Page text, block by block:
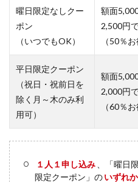
曜日限定なしクー
ポン
（いつでもOK）
額面
2,500円
（50％お
平日限定クーポン
（祝日・祝前日を
除く月～木のみ利
用可）
額面
2,000円
（60％お
１人１申し込み
、「曜日
限定クーポン」のいずれか